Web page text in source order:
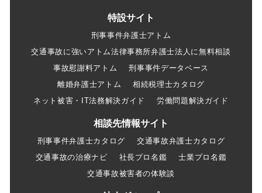
特設サイト
刑事事件弁護士アトム
交通事故に強いアトム法律事務所弁護士法人に無料相談
事故慰謝料アトム
刑事事件データベース
離婚弁護士アトム
相続税理士カタログ
ネット被害・IT法務解決ガイド
労働問題解決ガイド
相談先情報サイト
刑事事件弁護士カタログ
交通事故弁護士カタログ
交通事故の治療ナビ
社長プロ名鑑
士業プロ名鑑
交通事故被害者の体験談